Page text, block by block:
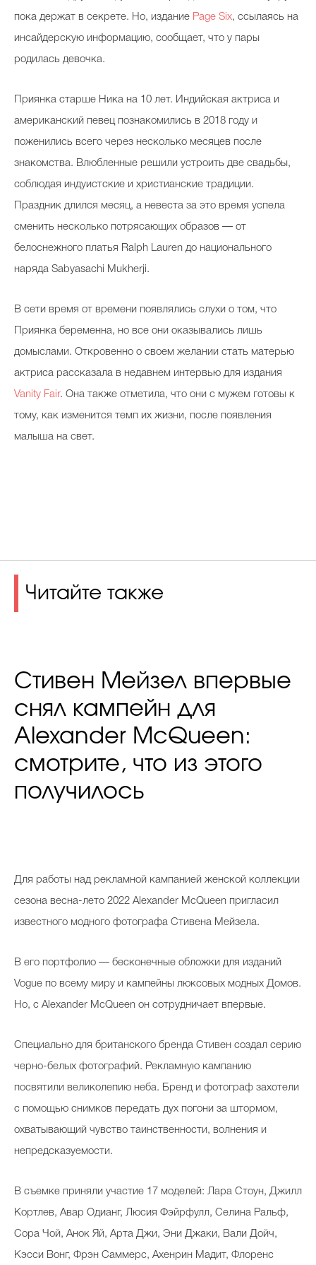
пока держат в секрете. Но, издание Page Six, ссылаясь на
инсайдерскую информацию, сообщает, что у пары
родилась девочка.
Приянка старше Ника на 10 лет. Индийская актриса и
американский певец познакомились в 2018 году и
поженились всего через несколько месяцев после
знакомства. Влюбленные решили устроить две свадьбы,
соблюдая индуистские и христианские традиции.
Праздник длился месяц, а невеста за это время успела
сменить несколько потрясающих образов — от
белоснежного платья Ralph Lauren до национального
наряда Sabyasachi Mukherji.
В сети время от времени появлялись слухи о том, что
Приянка беременна, но все они оказывались лишь
домыслами. Откровенно о своем желании стать матерью
актриса рассказала в недавнем интервью для издания
Vanity Fair. Она также отметила, что они с мужем готовы к
тому, как изменится темп их жизни, после появления
малыша на свет.
Читайте также
Стивен Мейзел впервые
снял кампейн для
Alexander McQueen:
смотрите, что из этого
получилось
Для работы над рекламной кампанией женской коллекции
сезона весна-лето 2022 Alexander McQueen пригласил
известного модного фотографа Стивена Мейзела.
В его портфолио — бесконечные обложки для изданий
Vogue по всему миру и кампейны люксовых модных Домов.
Но, с Alexander McQueen он сотрудничает впервые.
Специально для британского бренда Стивен создал серию
черно-белых фотографий. Рекламную кампанию
посвятили великолепию неба. Бренд и фотограф захотели
с помощью снимков передать дух погони за штормом,
охватывающий чувство таинственности, волнения и
непредсказуемости.
В съемке приняли участие 17 моделей: Лара Стоун, Джилл
Кортлев, Авар Одианг, Люсия Фэйрфулл, Селина Ральф,
Сора Чой, Анок Яй, Арта Джи, Эни Джаки, Вали Дойч,
Кэсси Вонг, Фрэн Саммерс, Ахенрин Мадит, Флоренс